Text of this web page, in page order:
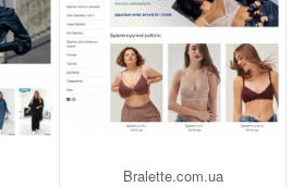
Bralette.com.ua